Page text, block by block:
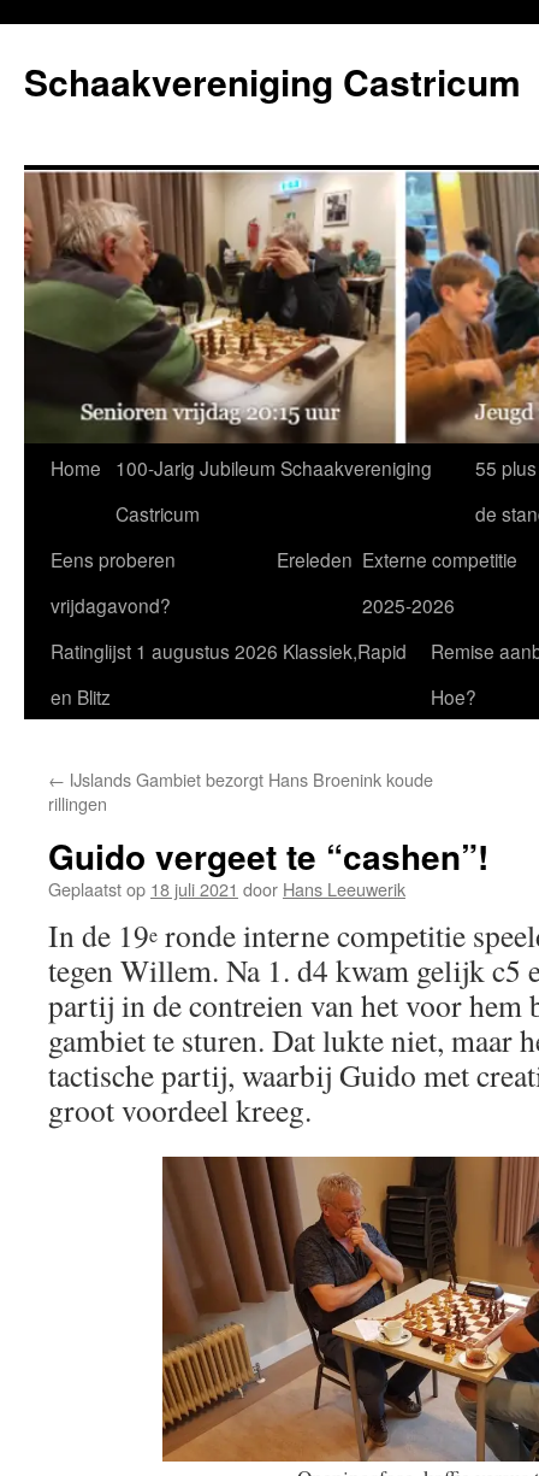
de
inhoud
Schaakvereniging Castricum
Home
100-Jarig Jubileum Schaakvereniging
Castricum
55
de
Eens proberen
vrijdagavond?
Ereleden Externe competitie
2025-2026
Ratinglijst 1 augustus 2026 Klassiek,Rapid
en Blitz
Remise
Hoe?
← IJslands Gambiet bezorgt Hans Broenink koude
rillingen
Guido vergeet te “cashen”!
Geplaatst op 18 juli 2021 door Hans Leeuwerik
In de 19e ronde interne competitie
tegen Willem. Na 1. d4 kwam gelijk c5
partij in de contreien van het voor hem
gambiet te sturen. Dat lukte niet, maar
tactische partij, waarbij Guido met
groot voordeel kreeg.